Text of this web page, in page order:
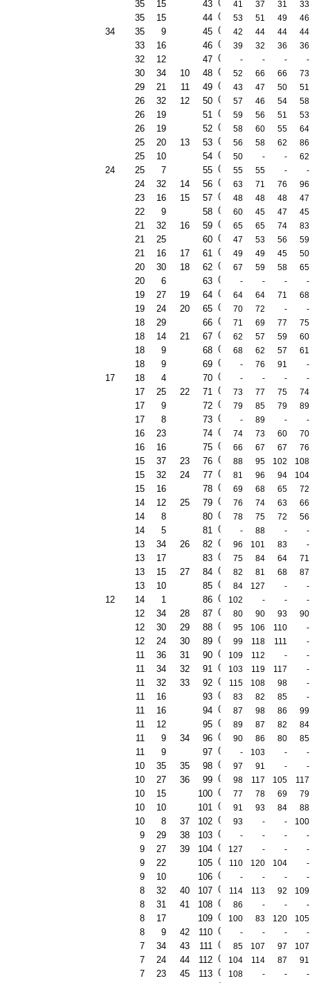
35 15 43 ( 41 37 31 33
35 15 44 ( 53 51 49 46
34 35 9 45 ( 42 44 44 44
33 16 46 ( 39 32 36 36
32 12 47 ( - - - -
30 34 10 48 ( 52 66 66 73
29 21 11 49 ( 43 47 50 51
26 32 12 50 ( 57 46 54 58
26 19 51 ( 59 56 51 53
26 19 52 ( 58 60 55 64
25 20 13 53 ( 56 58 62 86
25 10 54 ( 50 - - 62
24 25 7 55 ( 55 55 - -
24 32 14 56 ( 63 71 76 96
23 16 15 57 ( 48 48 48 47
22 9 58 ( 60 45 47 45
21 32 16 59 ( 65 65 74 83
21 25 60 ( 47 53 56 59
21 16 17 61 ( 49 49 45 50
20 30 18 62 ( 67 59 58 65
20 6 63 ( - - - -
19 27 19 64 ( 64 64 71 68
19 24 20 65 ( 70 72 - -
18 29 66 ( 71 69 77 75
18 14 21 67 ( 62 57 59 60
18 9 68 ( 68 62 57 61
18 9 69 ( - 76 91 -
17 18 4 70 ( - - - -
17 25 22 71 ( 73 77 75 74
17 9 72 ( 79 85 79 89
17 8 73 ( - 89 - -
16 23 74 ( 74 73 60 70
16 16 75 ( 66 67 67 76
15 37 23 76 ( 88 95 102 108
15 32 24 77 ( 81 96 94 104
15 16 78 ( 69 68 65 72
14 12 25 79 ( 76 74 63 66
14 8 80 ( 78 75 72 56
14 5 81 ( - 88 - -
13 34 26 82 ( 96 101 83 -
13 17 83 ( 75 84 64 71
13 15 27 84 ( 82 81 68 87
13 10 85 ( 84 127 - -
12 14 1 86 ( 102 - - -
12 34 28 87 ( 80 90 93 90
12 30 29 88 ( 95 106 110 -
12 24 30 89 ( 99 118 111 -
11 36 31 90 ( 109 112 - -
11 34 32 91 ( 103 119 117 -
11 32 33 92 ( 115 108 98 -
11 16 93 ( 83 82 85 -
11 16 94 ( 87 98 86 99
11 12 95 ( 89 87 82 84
11 9 34 96 ( 90 86 80 85
11 9 97 ( - 103 - -
10 35 35 98 ( 97 91 - -
10 27 36 99 ( 98 117 105 117
10 15 100 ( 77 78 69 79
10 10 101 ( 91 93 84 88
10 8 37 102 ( 93 - - 100
9 29 38 103 ( - - - -
9 27 39 104 ( 127 - - -
9 22 105 ( 110 120 104 -
9 10 106 ( - - - -
8 32 40 107 ( 114 113 92 109
8 31 41 108 ( 86 - - -
8 17 109 ( 100 83 120 105
8 9 42 110 ( - - - -
7 34 43 111 ( 85 107 97 107
7 24 44 112 ( 104 114 87 91
7 23 45 113 ( 108 - - -